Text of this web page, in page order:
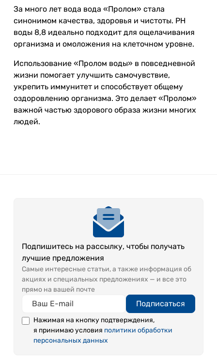
За много лет вода вода «Пролом» стала
синонимом качества, здоровья и чистоты. PH
воды 8,8 идеально подходит для ощелачивания
организма и омоложения на клеточном уровне.
Использование «Пролом воды» в повседневной
жизни помогает улучшить самочувствие,
укрепить иммунитет и способствует общему
оздоровлению организма. Это делает «Пролом»
важной частью здорового образа жизни многих
людей.
Подпишитесь на рассылку, чтобы получать
лучшие предложения
Самые интересные статьи, а также информация об
акциях и специальных предложениях — и все это
прямо на вашей почте
Подписаться
Нажимая на кнопку подтверждения,
я принимаю условия политики обработки
персональных данных